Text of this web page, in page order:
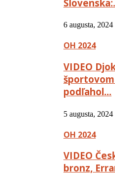
6 augusta, 2024
OH 2024
VIDEO
podľahol…
5 augusta, 2024
OH 2024
VIDEO
bronz,